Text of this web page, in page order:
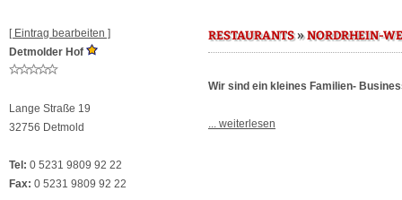
[ Eintrag bearbeiten ]
Detmolder Hof
Lange Straße 19
32756 Detmold
Tel: 0 5231 9809 92 22
Fax: 0 5231 9809 92 22
RESTAURANTS»NORDRHEIN-
Wir sind ein kleines Familien-
... weiterlesen